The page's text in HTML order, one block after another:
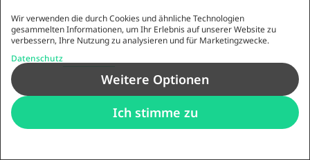
Wir verwenden die durch Cookies und ähnliche Technologien
gesammelten Informationen, um Ihr Erlebnis auf unserer Website zu
verbessern, Ihre Nutzung zu analysieren und für Marketingzwecke.
Datenschutz
Weitere Optionen
Ich stimme zu